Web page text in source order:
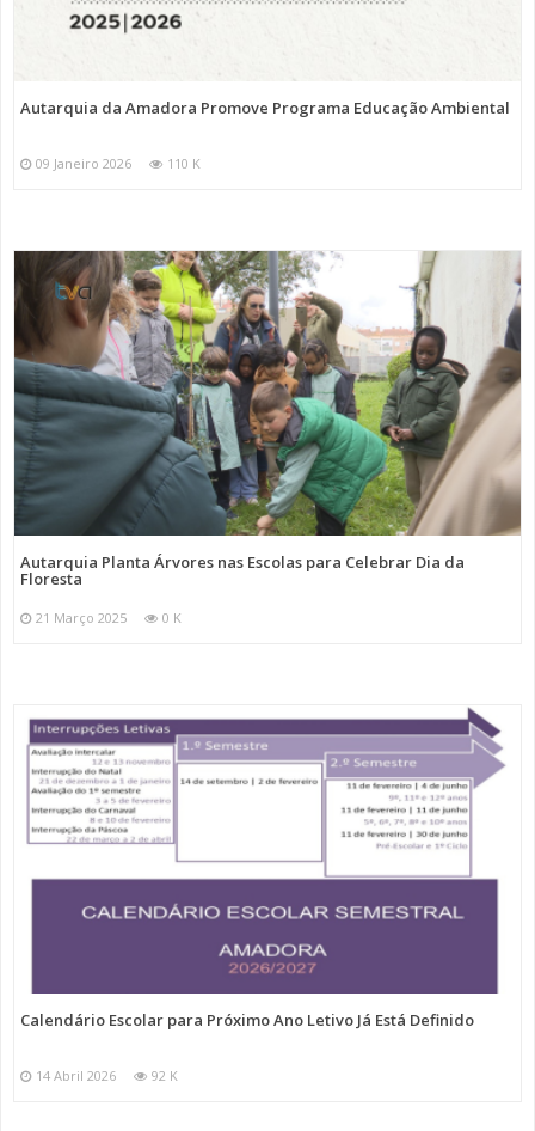
Autarquia da Amadora Promove Programa Educação Ambiental
09 Janeiro 2026 110 K
Autarquia Planta Árvores nas Escolas para Celebrar Dia da
Floresta
21 Março 2025 0 K
Calendário Escolar para Próximo Ano Letivo Já Está Definido
14 Abril 2026 92 K